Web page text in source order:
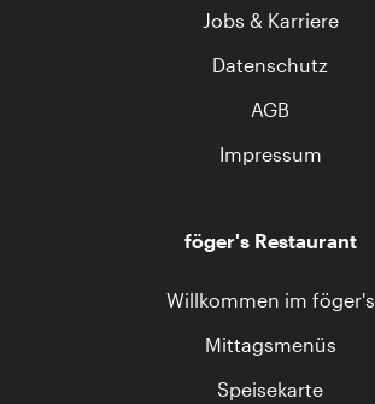
Jobs & Karriere
Datenschutz
AGB
Impressum
föger's Restaurant
Willkommen im föger's
Mittagsmenüs
Speisekarte